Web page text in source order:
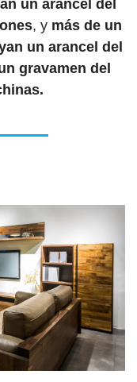
un arancel del
, y más de un
un arancel del
gravamen del